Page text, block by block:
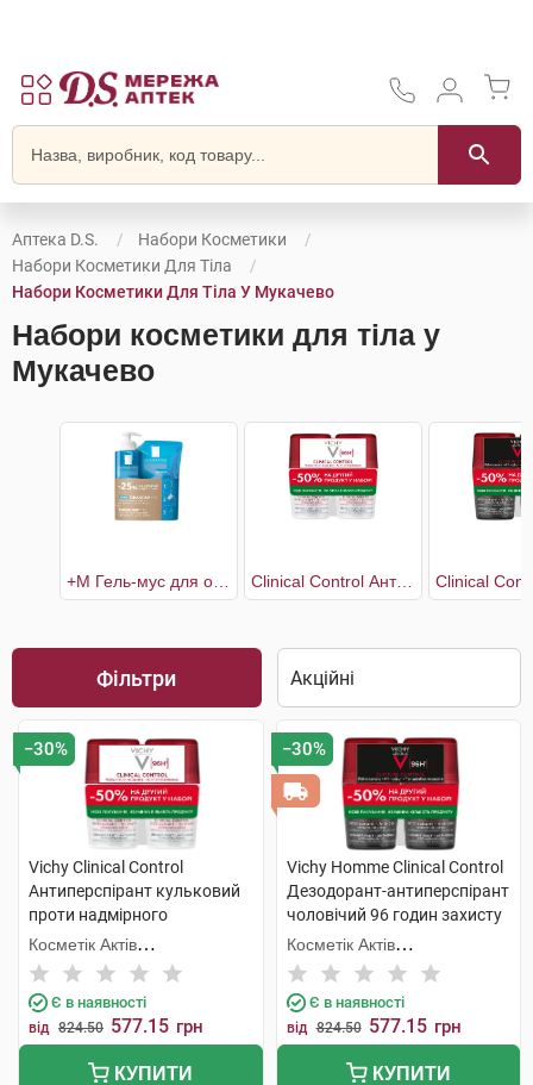
Аптека D.S.
Набори Косметики
Набори Косметики Для Тіла
Набори Косметики Для Тіла У Мукачево
Набори косметики для тіла у
Мукачево
Clinical Control Антиперспірант кульковий проти надмірного потовиділення 96 годин захисту 2х50 мл
Фільтри
−30%
Vichy Clinical Control
Антиперспірант кульковий
проти надмірного
потовиділення 96 годин
захисту 2х50 мл 1 набір
Косметік Актів
Інтернаціональ
Є в наявності
від 824.50 577.15 грн
КУПИТИ
−30%
Vichy Homme Clinical Control
Дезодорант-антиперспірант
чоловічий 96 годин захисту
2х50 мл 1 набір
Косметік Актів
Інтернаціональ
Є в наявності
від 824.50 577.15 грн
КУПИТИ